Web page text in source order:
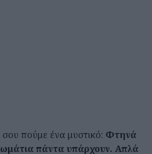
σου πούμε ένα μυστικό: Φτηνά
πάντα υπάρχουν. Απλά